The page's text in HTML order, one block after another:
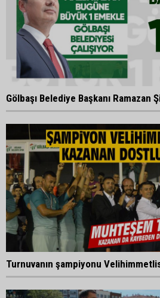
Gölbaşı Belediye Başkanı Ramazan
Turnuvanın şampiyonu